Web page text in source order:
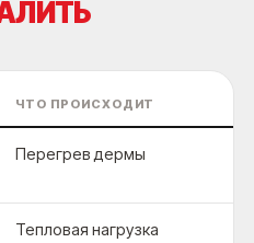
ЧТО ПРОИСХОДИТ
Перегрев дермы
Тепловая нагрузка